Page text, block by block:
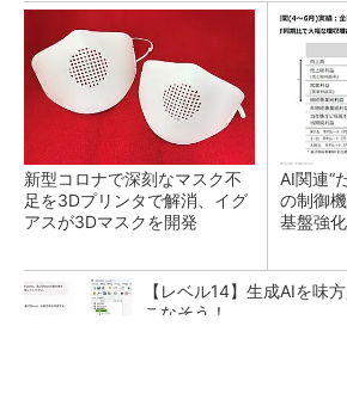
新型コロナで深刻なマスク不
足を3Dプリンタで解消、イグ
アスが3Dマスクを開発
AI関連“
の制御
基盤強
【レベル14】生成AIを味
こなそう！